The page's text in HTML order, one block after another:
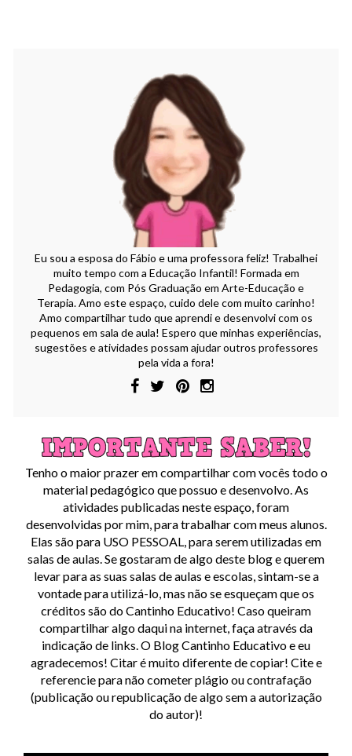
Eu sou a esposa do Fábio e uma professora feliz! Trabalhei
muito tempo com a Educação Infantil! Formada em
Pedagogia, com Pós Graduação em Arte-Educação e
Terapia. Amo este espaço, cuido dele com muito carinho!
Amo compartilhar tudo que aprendi e desenvolvi com os
pequenos em sala de aula! Espero que minhas experiências,
sugestões e atividades possam ajudar outros professores
pela vida a fora!
Tenho o maior prazer em compartilhar com vocês todo o
material pedagógico que possuo e desenvolvo. As
atividades publicadas neste espaço, foram
desenvolvidas por mim, para trabalhar com meus alunos.
Elas são para USO PESSOAL, para serem utilizadas em
salas de aulas. Se gostaram de algo deste blog e querem
levar para as suas salas de aulas e escolas, sintam-se a
vontade para utilizá-lo, mas não se esqueçam que os
créditos são do Cantinho Educativo! Caso queiram
compartilhar algo daqui na internet, faça através da
indicação de links. O Blog Cantinho Educativo e eu
agradecemos! Citar é muito diferente de copiar! Cite e
referencie para não cometer plágio ou contrafação
(publicação ou republicação de algo sem a autorização
do autor)!